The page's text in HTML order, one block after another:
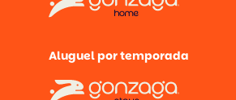
Aluguel por temporada